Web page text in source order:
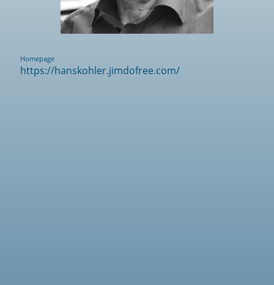
Homepage
https://hanskohler.jimdofree.com/